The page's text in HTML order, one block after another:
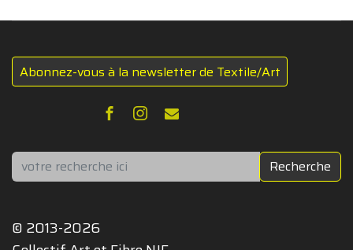
Abonnez-vous à la newsletter de Textile/Art
Rechercher Recherche
© 2013-2026